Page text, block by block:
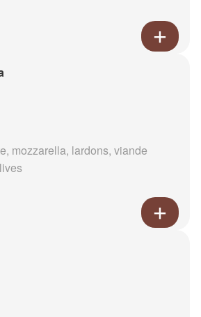
mozzarella, lardons, viande